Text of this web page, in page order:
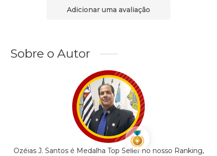
Adicionar uma avaliação
Sobre o Autor
Ozéias J. Santos é Medalha Top Seller no nosso Ranking,